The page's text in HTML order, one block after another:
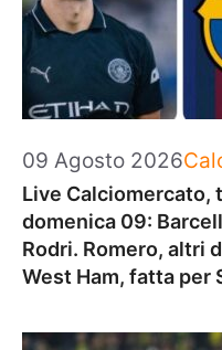
09 Agosto 2026
Live Calciomercato,
domenica 09:
Rodri. Romero, altri
West Ham, fatta per